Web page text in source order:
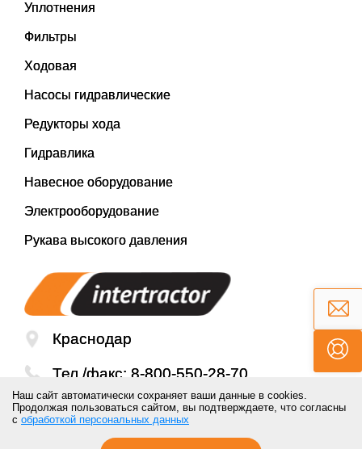
Уплотнения
Фильтры
Ходовая
Насосы гидравлические
Редукторы хода
Гидравлика
Навесное оборудование
Электрооборудование
Рукава высокого давления
Краснодар
Тел./факс: 8-800-550-28-70
Email:mail@inter-tractor.ru
Наш сайт автоматически сохраняет ваши данные в cookies.
Продолжая пользоваться сайтом, вы подтверждаете, что согласны
с обработкой персональных данных